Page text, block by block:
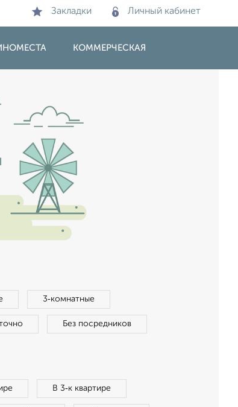
Закладки Личный кабинет
КОММЕРЧЕСКАЯ
3‑комнатные
Без посредников
В 3‑к квартире